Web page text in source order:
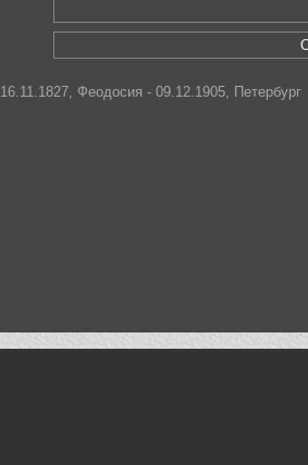
16.11.1827, Феодосия - 09.12.1905, Петербург